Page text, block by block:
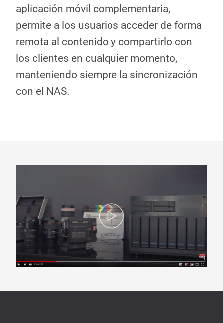
aplicación móvil complementaria,
permite a los usuarios acceder de forma
remota al contenido y compartirlo con
los clientes en cualquier momento,
manteniendo siempre la sincronización
con el NAS.